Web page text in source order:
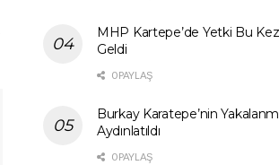
MHP Kartepe’de Yetki Bu
Geldi
0 PAYLAŞ
Burkay Karatepe’nin
Aydınlatıldı
0 PAYLAŞ